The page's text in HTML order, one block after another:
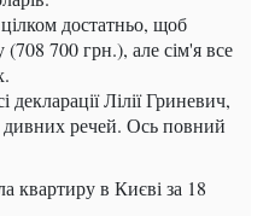
достатньо, щоб
(708 700 грн.), але сім'я все
Лілії Гриневич,
дивних речей. Ось повний
квартиру в Києві за 18